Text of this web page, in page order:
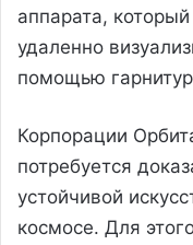
аппарата,
удаленно
помощью
Корпорации
потребуется
устойчивой
космосе. Для